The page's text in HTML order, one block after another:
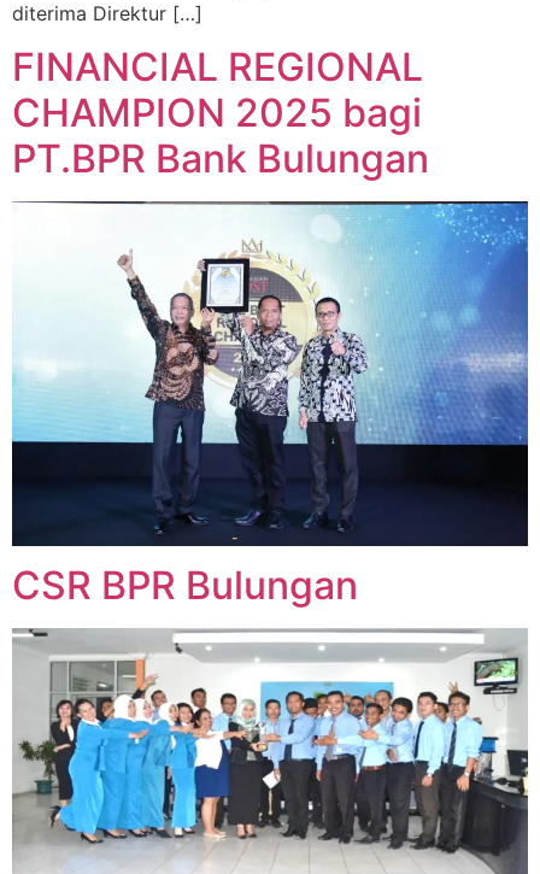
diterima Direktur […]
FINANCIAL REGIONAL
CHAMPION 2025 bagi
PT.BPR Bank Bulungan
CSR BPR Bulungan